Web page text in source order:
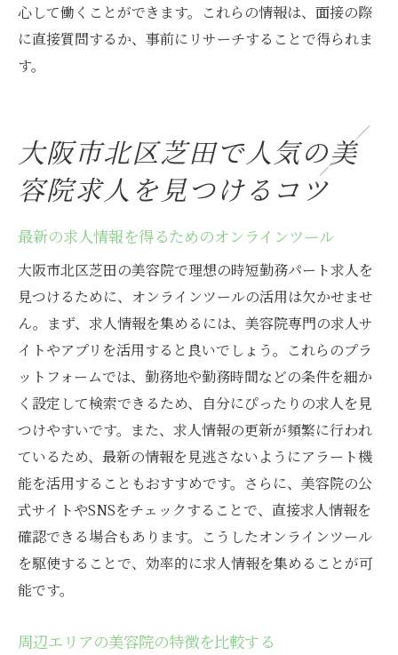
心して働くことができます。これらの情報は、面接の際
に直接質問するか、事前にリサーチすることで得られま
す。
大阪市北区芝田で人気の美
容院求人を見つけるコツ
最新の求人情報を得るためのオンラインツール
大阪市北区芝田の美容院で理想の時短勤務パート求人を
見つけるために、オンラインツールの活用は欠かせませ
ん。まず、求人情報を集めるには、美容院専門の求人サ
イトやアプリを活用すると良いでしょう。これらのプラ
ットフォームでは、勤務地や勤務時間などの条件を細か
く設定して検索できるため、自分にぴったりの求人を見
つけやすいです。また、求人情報の更新が頻繁に行われ
ているため、最新の情報を見逃さないようにアラート機
能を活用することもおすすめです。さらに、美容院の公
式サイトやSNSをチェックすることで、直接求人情報を
確認できる場合もあります。こうしたオンラインツール
を駆使することで、効率的に求人情報を集めることが可
能です。
周辺エリアの美容院の特徴を比較する